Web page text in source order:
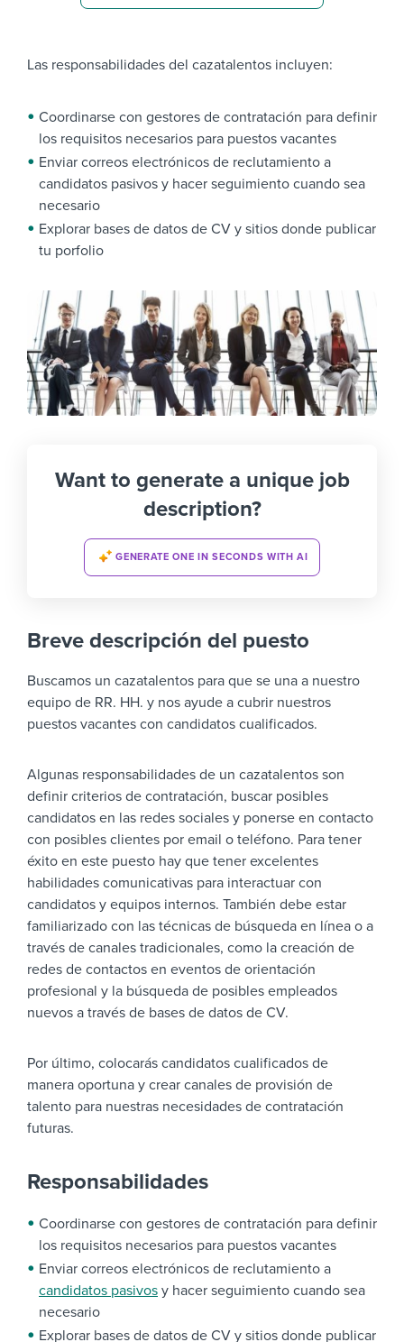
Las responsabilidades del cazatalentos incluyen:
Coordinarse con gestores de contratación para definir
los requisitos necesarios para puestos vacantes
Enviar correos electrónicos de reclutamiento a
candidatos pasivos y hacer seguimiento cuando sea
necesario
Explorar bases de datos de CV y sitios donde publicar
tu porfolio
Want to generate a unique job
description?
GENERATE ONE IN SECONDS WITH AI
Breve descripción del puesto
Buscamos un cazatalentos para que se una a nuestro
equipo de RR. HH. y nos ayude a cubrir nuestros
puestos vacantes con candidatos cualificados.
Algunas responsabilidades de un cazatalentos son
definir criterios de contratación, buscar posibles
candidatos en las redes sociales y ponerse en contacto
con posibles clientes por email o teléfono. Para tener
éxito en este puesto hay que tener excelentes
habilidades comunicativas para interactuar con
candidatos y equipos internos. También debe estar
familiarizado con las técnicas de búsqueda en línea o a
través de canales tradicionales, como la creación de
redes de contactos en eventos de orientación
profesional y la búsqueda de posibles empleados
nuevos a través de bases de datos de CV.
Por último, colocarás candidatos cualificados de
manera oportuna y crear canales de provisión de
talento para nuestras necesidades de contratación
futuras.
Responsabilidades
Coordinarse con gestores de contratación para definir
los requisitos necesarios para puestos vacantes
Enviar correos electrónicos de reclutamiento a
candidatos pasivos y hacer seguimiento cuando sea
necesario
Explorar bases de datos de CV y sitios donde publicar